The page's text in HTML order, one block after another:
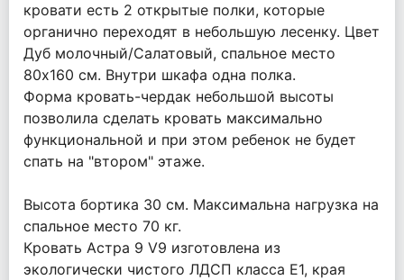
кровати есть 2 открытые полки, которые
органично переходят в небольшую лесенку. Цвет
Дуб молочный/Салатовый, спальное место
80х160 см. Внутри шкафа одна полка.
Форма кровать-чердак небольшой высоты
позволила сделать кровать максимально
функциональной и при этом ребенок не будет
спать на "втором" этаже.
Высота бортика 30 см. Максимальна нагрузка на
спальное место 70 кг.
Кровать Астра 9 V9 изготовлена из
экологически чистого ЛДСП класса Е1, края